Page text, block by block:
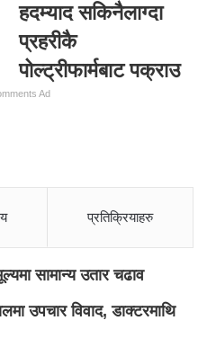
हदम्याद सकिनैलाग्दा
प्रहरीकै
पोल्ट्रीफार्मबाट पक्राउ
Ad
प्रतिक्रियाहरु
सामान्य उतार चढाव
उपचार विवाद, डाक्टरमाथि